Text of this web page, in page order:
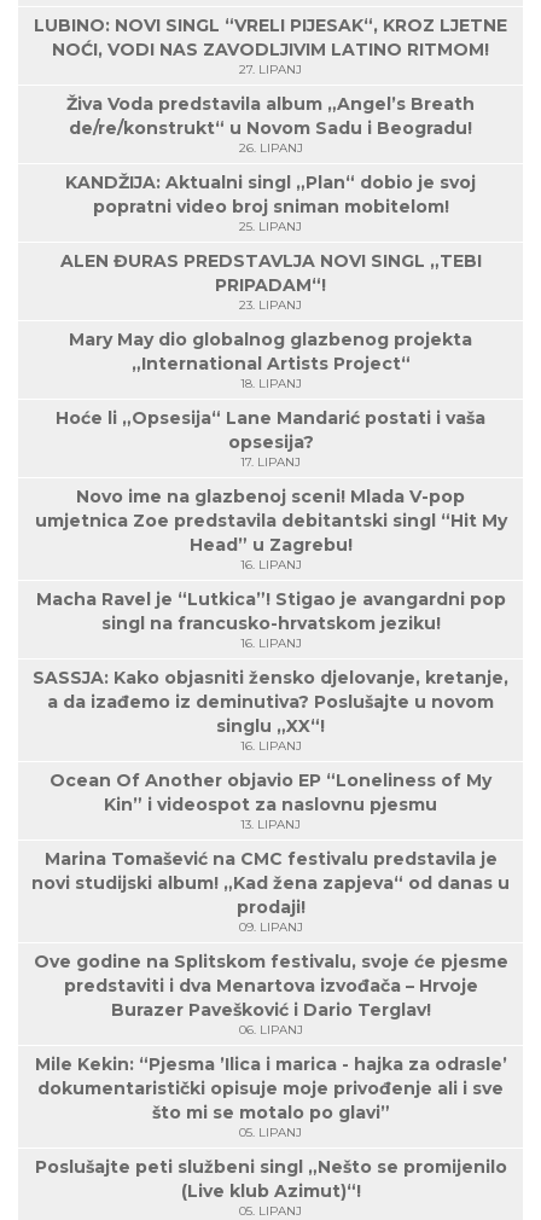
LUBINO: NOVI SINGL “VRELI PIJESAK“, KROZ LJETNE
NOĆI, VODI NAS ZAVODLJIVIM LATINO RITMOM!
27. LIPANJ
Živa Voda predstavila album „Angel’s Breath
de/re/konstrukt“ u Novom Sadu i Beogradu!
26. LIPANJ
KANDŽIJA: Aktualni singl „Plan“ dobio je svoj
popratni video broj sniman mobitelom!
25. LIPANJ
ALEN ĐURAS PREDSTAVLJA NOVI SINGL „TEBI
PRIPADAM“!
23. LIPANJ
Mary May dio globalnog glazbenog projekta
„International Artists Project“
18. LIPANJ
Hoće li „Opsesija“ Lane Mandarić postati i vaša
opsesija?
17. LIPANJ
Novo ime na glazbenoj sceni! Mlada V-pop
umjetnica Zoe predstavila debitantski singl “Hit My
Head” u Zagrebu!
16. LIPANJ
Macha Ravel je “Lutkica”! Stigao je avangardni pop
singl na francusko-hrvatskom jeziku!
16. LIPANJ
SASSJA: Kako objasniti žensko djelovanje, kretanje,
a da izađemo iz deminutiva? Poslušajte u novom
singlu „XX“!
16. LIPANJ
Ocean Of Another objavio EP “Loneliness of My
Kin” i videospot za naslovnu pjesmu
13. LIPANJ
Marina Tomašević na CMC festivalu predstavila je
novi studijski album! „Kad žena zapjeva“ od danas u
prodaji!
09. LIPANJ
Ove godine na Splitskom festivalu, svoje će pjesme
predstaviti i dva Menartova izvođača – Hrvoje
Burazer Pavešković i Dario Terglav!
06. LIPANJ
Mile Kekin: “Pjesma ’Ilica i marica - hajka za odrasle’
dokumentaristički opisuje moje privođenje ali i sve
što mi se motalo po glavi”
05. LIPANJ
Poslušajte peti službeni singl „Nešto se promijenilo
(Live klub Azimut)“!
05. LIPANJ